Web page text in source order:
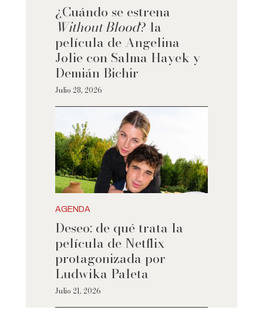
¿Cuándo se estrena
Without Blood? la
película de Angelina
Jolie con Salma Hayek y
Demián Bichir
Julio 28, 2026
AGENDA
Deseo: de qué trata la
película de Netflix
protagonizada por
Ludwika Paleta
Julio 21, 2026